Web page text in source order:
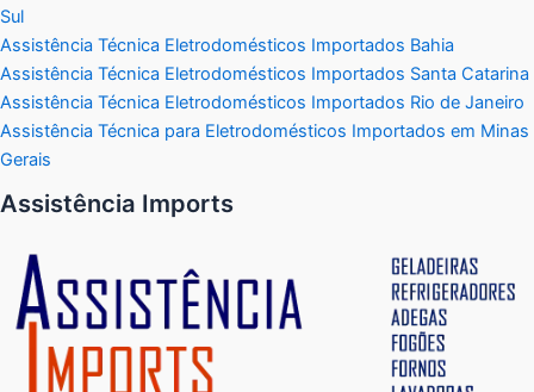
Sul
Assistência Técnica Eletrodomésticos Importados Bahia
Assistência Técnica Eletrodomésticos Importados Santa Catarina
Assistência Técnica Eletrodomésticos Importados Rio de Janeiro
Assistência Técnica para Eletrodomésticos Importados em Minas
Gerais
Assistência Imports